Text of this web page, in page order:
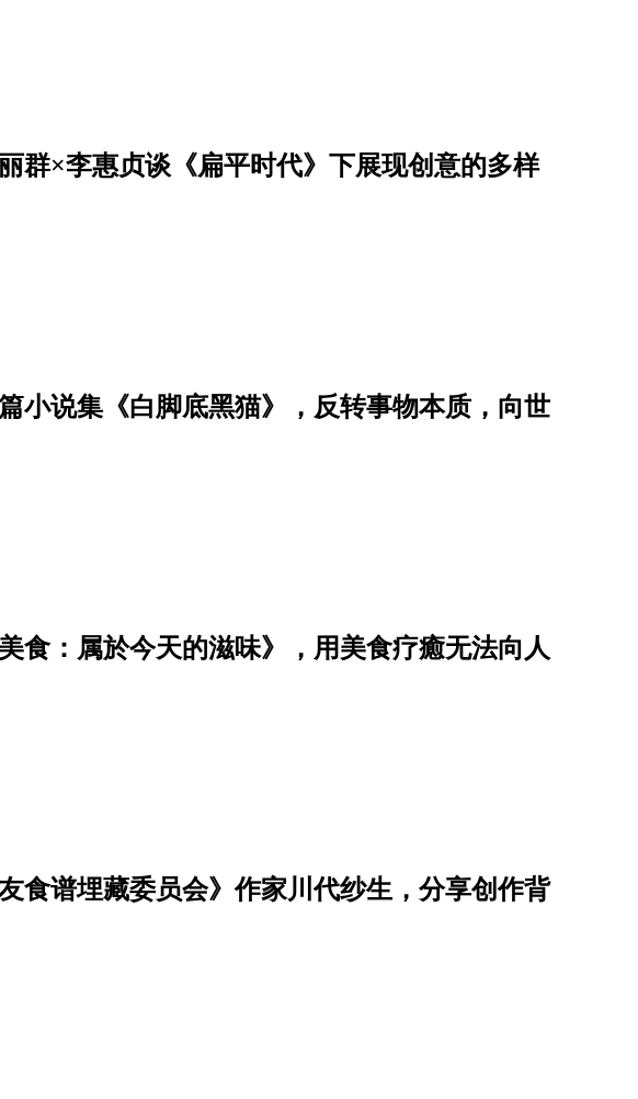
群×李惠贞谈《扁平时代》下展现创意的多样
小说集《白脚底黑猫》，反转事物本质，向世
食：属於今天的滋味》，用美食疗癒无法向人
食谱埋藏委员会》作家川代纱生，分享创作背